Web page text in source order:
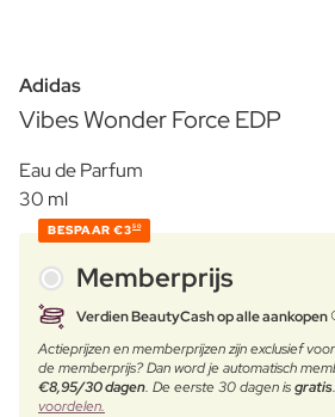
Adidas
Vibes Wonder Force EDP
Eau de Parfum
30 ml
BESPAAR €350
Memberprijs
Verdien BeautyCash op alle aankopen
Actieprijzen en memberprijzen zijn exclusief
de memberprijs? Dan word je automatisch
€8,95/30 dagen. De eerste 30 dagen isgratis.
voordelen.